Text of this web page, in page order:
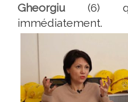
Gheorgiu (6)
immédiatement.